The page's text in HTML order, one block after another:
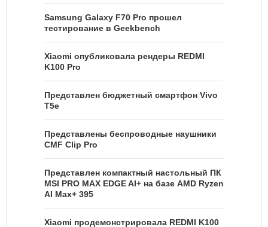
Samsung Galaxy F70 Pro прошел
тестирование в Geekbench
Xiaomi опубликовала рендеры REDMI
K100 Pro
Представлен бюджетный смартфон Vivo
T5e
Представлены беспроводные наушники
CMF Clip Pro
Представлен компактный настольный ПК
MSI PRO MAX EDGE AI+ на базе AMD Ryzen
AI Max+ 395
Xiaomi продемонстрировала REDMI K100